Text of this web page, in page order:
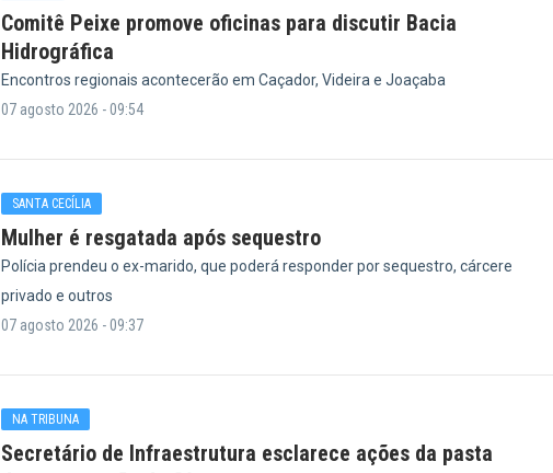
Comitê Peixe promove oficinas para discutir Bacia
Hidrográfica
Encontros regionais acontecerão em Caçador, Videira e Joaçaba
07 agosto 2026 - 09:54
SANTA CECÍLIA
Mulher é resgatada após sequestro
Polícia prendeu o ex-marido, que poderá responder por sequestro, cárcere
privado e outros
07 agosto 2026 - 09:37
NA TRIBUNA
Secretário de Infraestrutura esclarece ações da pasta